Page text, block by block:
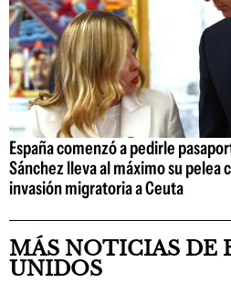
España comenzó a pedirle
Sánchez lleva al máximo su pelea
invasión migratoria a Ceuta
MÁS NOTICIAS DE
UNIDOS